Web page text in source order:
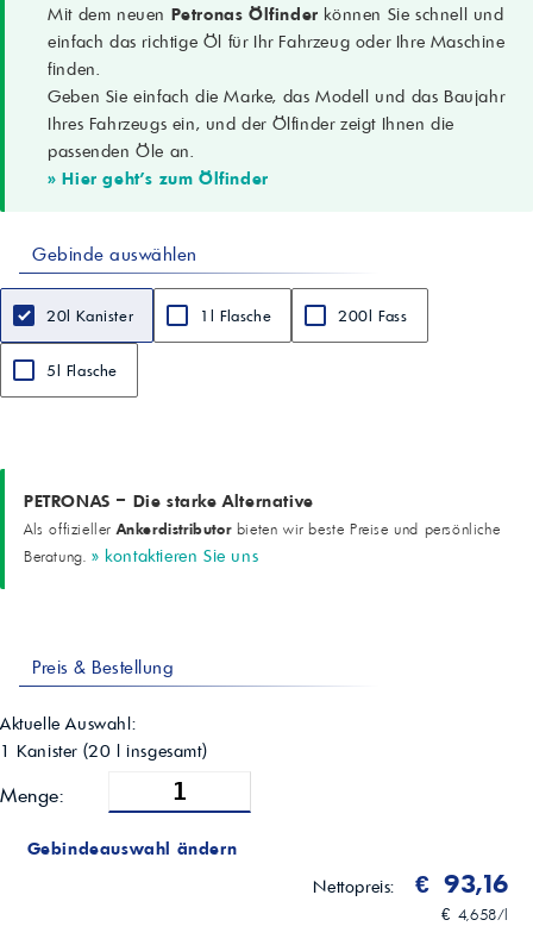
Automatikgetriebeöl (ATF)
Konventionelle Automatikgetriebe, Servolenkungen, Hydrauliksysteme;
Pkw, Nutzfahrzeuge, Geländewagen; wo GM DEXRON-III gefordert
Spezifikationen
-
JASO M315-2013 1A/2A; DEXRON-IIIH/-IIIG; Allison C-4; Bosch TE-ML
Performance Level
-
FCA 9.55550-AG2 (Power Steering System only); IVECO 18-1807
(Power Steering System only)
Farbe
0.855
Kinematische Viskosität bei 40°C
mm²/s (cSt)
33
Kinematische Viskosität bei 100°C
ASTM D445
Mit dem neuen Petronas Ölfinder können Sie schnell und
einfach das richtige Öl für Ihr Fahrzeug oder Ihre Maschine
finden.
Geben Sie einfach die Marke, das Modell und das Baujahr
Ihres Fahrzeugs ein, und der Ölfinder zeigt Ihnen die
passenden Öle an.
» Hier geht's zum Ölfinder
Gebinde auswählen
20l Kanister 1l Flasche 200l Fass
5l Flasche
PETRONAS – Die starke Alternative
Als offiziellerAnkerdistributorbieten wir beste Preise und persönliche
Beratung. » kontaktieren Sie uns
Preis & Bestellung
Aktuelle Auswahl:
1 Kanister (20 l insgesamt)
Menge:
Gebindeauswahl ändern
Nettopreis:
€ 93,16
€ 4,658/l